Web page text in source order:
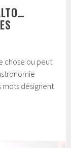
chose ou peut
mots désignent